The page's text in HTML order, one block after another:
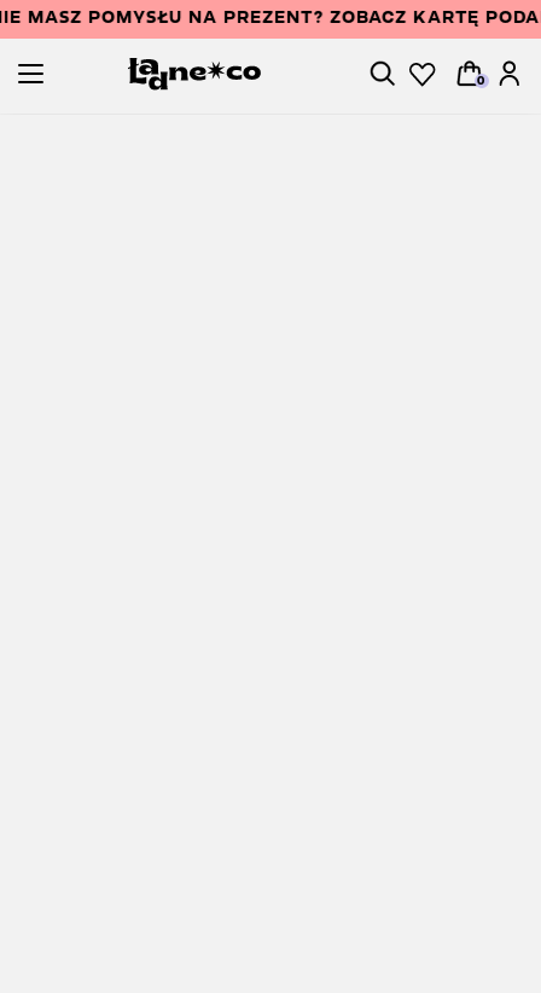
MASZ POMYSŁU NA PREZENT? ZOBACZ KARTĘ
0